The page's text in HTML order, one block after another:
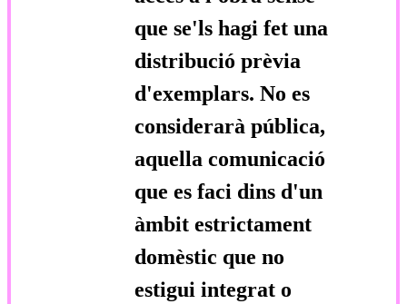
que se'ls hagi fet una
distribució prèvia
d'exemplars. No es
considerarà pública,
aquella comunicació
que es faci dins d'un
àmbit estrictament
domèstic que no
estigui integrat o